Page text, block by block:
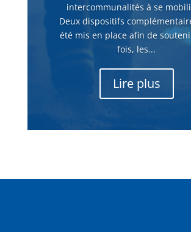
intercommunalités à se
Deux dispositifs
été mis en place afin de
fois, les...
Lire plus